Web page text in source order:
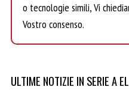
o tecnologie simili, Vi
Vostro consenso.
ULTIME NOTIZIE IN SERIE A